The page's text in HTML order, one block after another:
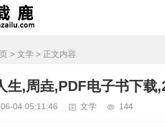
> 文学 > 正文内容
生,周垚,PDF电子书下载
04 05:11:46 文学 144